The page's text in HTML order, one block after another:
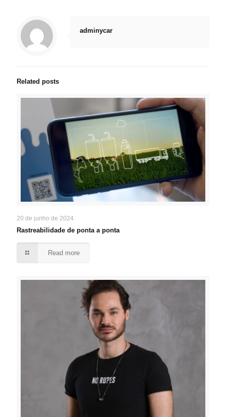
adminycar
Related posts
20 de junho de 2024
Rastreabilidade de ponta a ponta
Read more